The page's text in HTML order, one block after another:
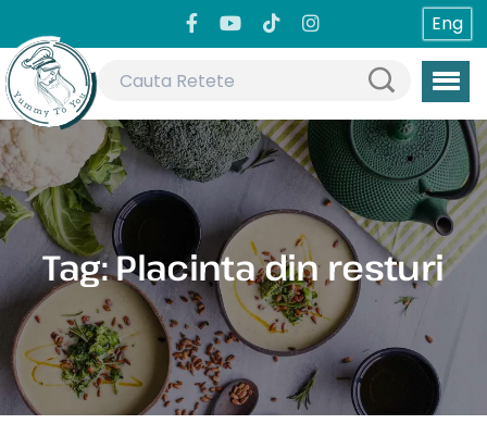
Eng
Tag:Placinta din resturi